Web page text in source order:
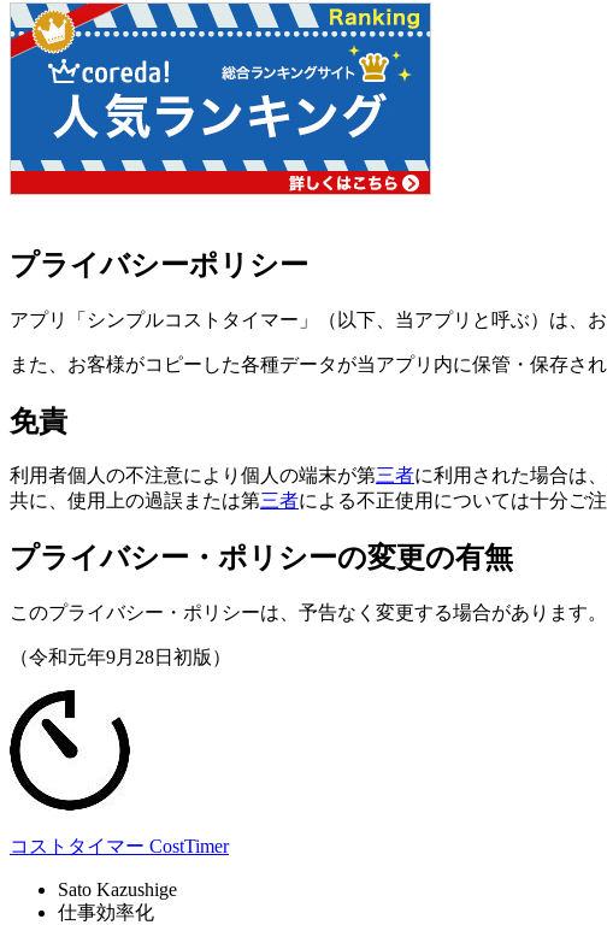
プライバシーポリシー
アプリ「シンプルコストタイマー」（以下、当アプリと呼ぶ）は、
また、お客様がコピーした各種データが当アプリ内に保管・保存さ
免責
利用者個人の不注意により個人の端末が第三者に利用された場合は
共に、使用上の過誤または第三者による不正使用については十分ご注
プライバシー・ポリシーの変更の有無
このプライバシー・ポリシーは、予告なく変更する場合があります
（令和元年9月28日初版）
コストタイマー CostTimer
Sato Kazushige
仕事効率化